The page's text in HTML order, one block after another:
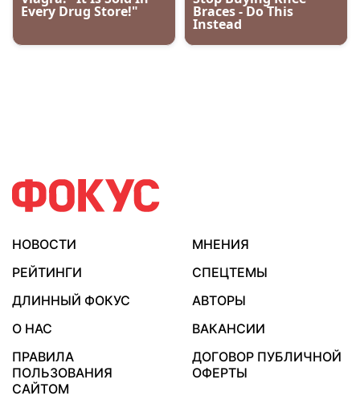
НОВОСТИ
МНЕНИЯ
РЕЙТИНГИ
СПЕЦТЕМЫ
ДЛИННЫЙ ФОКУС
АВТОРЫ
О НАС
ВАКАНСИИ
ПРАВИЛА
ПОЛЬЗОВАНИЯ
САЙТОМ
ДОГОВОР ПУБЛИЧНОЙ
ОФЕРТЫ